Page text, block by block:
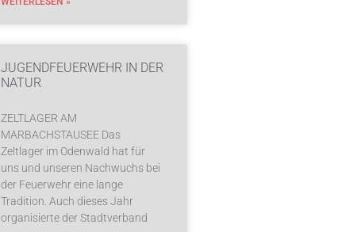
JUGENDFEUERWEHR IN DER
NATUR
ZELTLAGER AM
MARBACHSTAUSEE Das
Zeltlager im Odenwald hat für
uns und unseren Nachwuchs bei
der Feuerwehr eine lange
Tradition. Auch dieses Jahr
organisierte der Stadtverband